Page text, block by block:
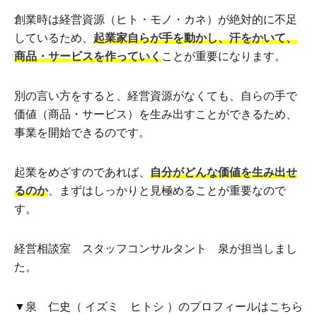
創業時は経営資源（ヒト・モノ・カネ）が絶対的に不足
しているため、 起業家自らが手を動かし、汗をかいて、
商品・サービスを作っていくことが重要になります。
別の言い方をすると、経営資源がなくても、自らの手で
価値（商品・サービス）を生み出すことができるため、
事業を開始できるのです。
起業をめざすのであれば、 自分がどんな価値を生み出せ
るのか、まずはしっかりと見極めることが重要なので
す。
経営相談室 スタッフコンサルタント 泉が担当しまし
た。
▼泉 仁史（ イズミ ヒトシ ）のプロフィールはこちら